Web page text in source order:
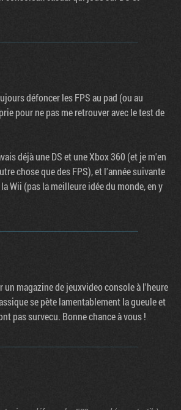
défoncer les FPS au pad (ou au
pour ne pas me retrouver avec le test de
déjà une DS et une Xbox 360 (et je m'en
chose que des FPS), et l'année suivante
Wii (pas la meilleure idée du monde, en y
un magazine de jeuxvideo console à l'heure
se pète lamentablement la gueule et
pas survecu. Bonne chance à vous !